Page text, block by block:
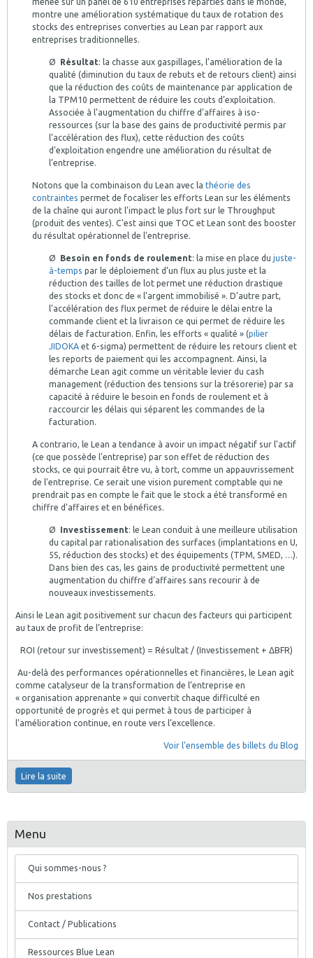
menée sur un panel de 610 entreprises réparties dans le monde,
montre une amélioration systématique du taux de rotation des
stocks des entreprises converties au Lean par rapport aux
entreprises traditionnelles.
Ø Résultat: la chasse aux gaspillages, l’amélioration de la
qualité (diminution du taux de rebuts et de retours client) ainsi
que la réduction des coûts de maintenance par application de
la TPM10 permettent de réduire les couts d’exploitation.
Associée à l’augmentation du chiffre d’affaires à iso-
ressources (sur la base des gains de productivité permis par
l’accélération des flux), cette réduction des coûts
d’exploitation engendre une amélioration du résultat de
l’entreprise.
Notons que la combinaison du Lean avec la théorie des
contraintes permet de focaliser les efforts Lean sur les éléments
de la chaîne qui auront l'impact le plus fort sur le Throughput
(produit des ventes). C'est ainsi que TOC et Lean sont des booster
du résultat opérationnel de l'entreprise.
Ø Besoin en fonds de roulement: la mise en place du juste-
à-temps par le déploiement d’un flux au plus juste et la
réduction des tailles de lot permet une réduction drastique
des stocks et donc de « l’argent immobilisé ». D’autre part,
l’accélération des flux permet de réduire le délai entre la
commande client et la livraison ce qui permet de réduire les
délais de facturation. Enfin, les efforts « qualité » (pilier
JIDOKAet 6-sigma) permettent de réduire les retours client et
les reports de paiement qui les accompagnent. Ainsi, la
démarche Lean agit comme un véritable levier du cash
management (réduction des tensions sur la trésorerie) par sa
capacité à réduire le besoin en fonds de roulement et à
raccourcir les délais qui séparent les commandes de la
facturation.
A contrario, le Lean a tendance à avoir un impact négatif sur l'actif
(ce que possède l'entreprise) par son effet de réduction des
stocks, ce qui pourrait être vu, à tort, comme un appauvrissement
de l'entreprise. Ce serait une vision purement comptable qui ne
prendrait pas en compte le fait que le stock a été transformé en
chiffre d’affaires et en bénéfices.
Ø Investissement: le Lean conduit à une meilleure utilisation
du capital par rationalisation des surfaces (implantations en U,
5S, réduction des stocks) et des équipements (TPM, SMED, …).
Dans bien des cas, les gains de productivité permettent une
augmentation du chiffre d’affaires sans recourir à de
nouveaux investissements.
Ainsi le Lean agit positivement sur chacun des facteurs qui participent
au taux de profit de l’entreprise:
ROI (retour sur investissement) = Résultat / (Investissement + ΔBFR)
Au-delà des performances opérationnelles et financières, le Lean agit
comme catalyseur de la transformation de l’entreprise en
« organisation apprenante » qui convertit chaque difficulté en
opportunité de progrès et qui permet à tous de participer à
l’amélioration continue, en route vers l’excellence.
Voir l'ensemble des billets du Blog
Lire la suite
Menu
Qui sommes-nous ?
Nos prestations
Contact / Publications
Ressources Blue Lean